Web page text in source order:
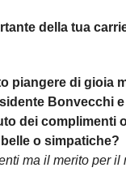
della tua
piangere di gioia
Bonvecchi
dei complimenti
o simpatiche?
ma il merito per il